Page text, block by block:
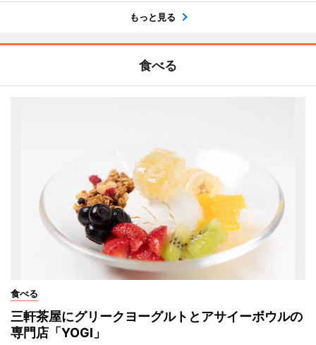
もっと見る
食べる
食べる
三軒茶屋にグリークヨーグルトとアサイーボウルの
専門店「YOGI」